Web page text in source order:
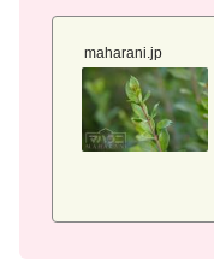
maharani.jp